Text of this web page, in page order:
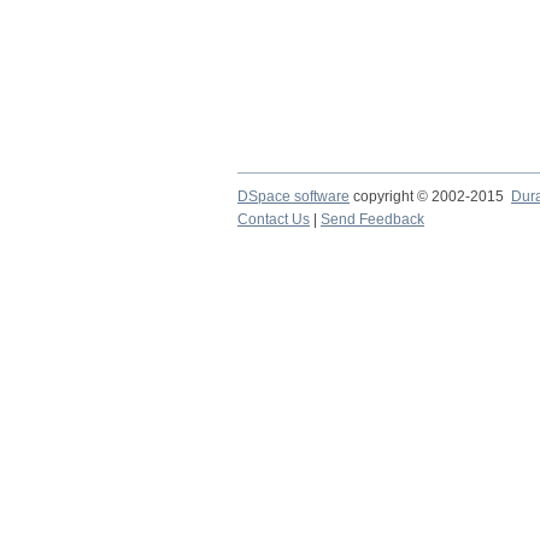
DSpace software copyright © 2002-2015
Contact Us
Send Feedback